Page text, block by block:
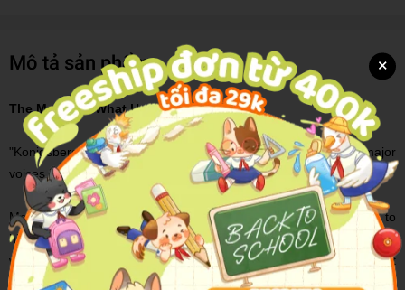
Mô tả sản phẩm
The Music Of What Happens
"Konigsberg demonstrates once again why he is one of the major
voices in LGBTQ literature." --
Booklist, starred review
Max: Chill. Sports. Video games. Gay and not a big deal, not to
him, not to his mom, not to his buddies. And a secret: An encounter
with an older kid that makes it hard to breathe, one that he doesn't
want to think about, ever.
×